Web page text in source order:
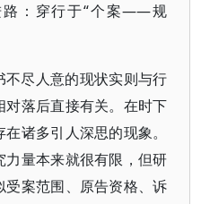
路：穿行于“个案——规
尽人意的现状实则与行
落后直接有关。在时下
诸多引人深思的现象。
量本来就很有限，但研
案范围、原告资格、诉